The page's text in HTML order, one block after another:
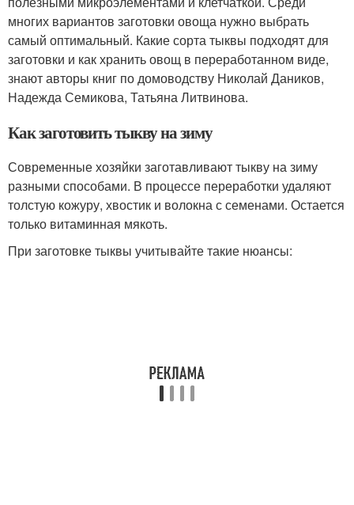
многих вариантов заготовки овоща нужно выбрать
самый оптимальный. Какие сорта тыквы подходят для
заготовки и как хранить овощ в переработанном виде,
знают авторы книг по домоводству Николай Даников,
Надежда Семикова, Татьяна Литвинова.
Как заготовить тыкву на зиму
Современные хозяйки заготавливают тыкву на зиму
разными способами. В процессе переработки удаляют
толстую кожуру, хвостик и волокна с семенами. Остается
только витаминная мякоть.
При заготовке тыквы учитывайте такие нюансы: